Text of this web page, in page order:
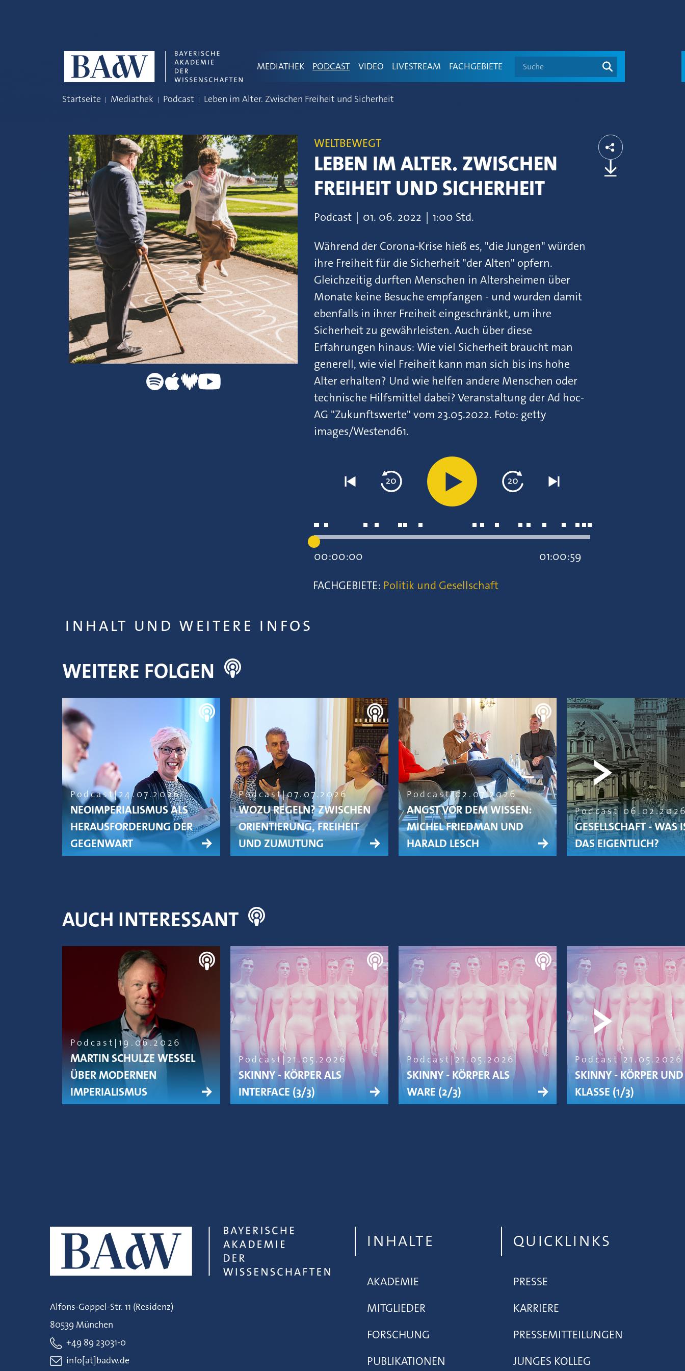
MEDIATHEK PODCAST VIDEO LIVESTREAM FACHGEBIETE Suche
Startseite Mediathek Podcast Leben im Alter. Zwischen Freiheit und Sicherheit
WELTBEWEGT
LEBEN IM ALTER. ZWISCHEN
FREIHEIT UND SICHERHEIT
Podcast | 01. 06. 2022 | 1:00 Std.
Während der Corona-Krise hieß es, "die Jungen" würden
ihre Freiheit für die Sicherheit "der Alten" opfern.
Gleichzeitig durften Menschen in Altersheimen über
Monate keine Besuche empfangen - und wurden damit
ebenfalls in ihrer Freiheit eingeschränkt, um ihre
Sicherheit zu gewährleisten. Auch über diese
Erfahrungen hinaus: Wie viel Sicherheit braucht man
generell, wie viel Freiheit kann man sich bis ins hohe
Alter erhalten? Und wie helfen andere Menschen oder
technische Hilfsmittel dabei? Veranstaltung der Ad hoc-
AG "Zukunftswerte" vom 23.05.2022. Foto: getty
images/Westend61.
00:00:00
01:00:59
FACHGEBIETE: Politik und Gesellschaft
INHALT UND WEITERE INFOS
WEITERE FOLGEN
Podcast 24.07.2026
NEOIMPERIALISMUS ALS
HERAUSFORDERUNG DER
GEGENWART
Podcast 07.07.2026
WOZU REGELN? ZWISCHEN
ORIENTIERUNG, FREIHEIT
UND ZUMUTUNG
Podcast 02.07.2026
ANGST VOR DEM WISSEN:
MICHEL FRIEDMAN UND
HARALD LESCH
Podcast
GESELLSCHAFT - WAS
DAS EIGENTLICH?
AUCH INTERESSANT
Podcast 19.06.2026
MARTIN SCHULZE WESSEL
ÜBER MODERNEN
IMPERIALISMUS
Podcast 21.05.2026
SKINNY - KÖRPER ALS
INTERFACE (3/3)
Podcast 21.05.2026
SKINNY - KÖRPER ALS
WARE (2/3)
Podcast 21.05.2026
SKINNY - KÖRPER UND
KLASSE (1/3)
Alfons-Goppel-Str. 11 (Residenz)
80539 München
+49 89 23031-0
info[at]badw.de
INHALTE
AKADEMIE
MITGLIEDER
FORSCHUNG
PUBLIKATIONEN
QUICKLINKS
PRESSE
KARRIERE
PRESSEMITTEILUNGEN
JUNGES KOLLEG